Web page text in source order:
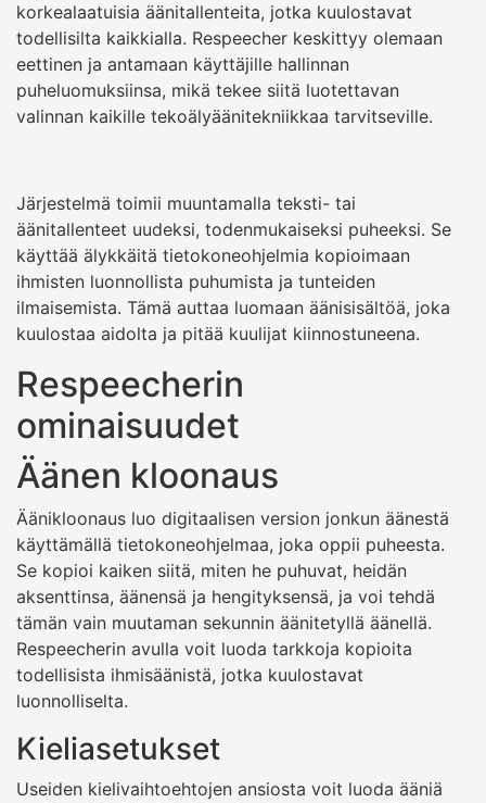
korkealaatuisia äänitallenteita, jotka kuulostavat
todellisilta kaikkialla. Respeecher keskittyy olemaan
eettinen ja antamaan käyttäjille hallinnan
puheluomuksiinsa, mikä tekee siitä luotettavan
valinnan kaikille tekoälyäänitekniikkaa tarvitseville.
Järjestelmä toimii muuntamalla teksti- tai
äänitallenteet uudeksi, todenmukaiseksi puheeksi. Se
käyttää älykkäitä tietokoneohjelmia kopioimaan
ihmisten luonnollista puhumista ja tunteiden
ilmaisemista. Tämä auttaa luomaan äänisisältöä, joka
kuulostaa aidolta ja pitää kuulijat kiinnostuneena.
Respeecherin
ominaisuudet
Äänen kloonaus
Äänikloonaus luo digitaalisen version jonkun äänestä
käyttämällä tietokoneohjelmaa, joka oppii puheesta.
Se kopioi kaiken siitä, miten he puhuvat, heidän
aksenttinsa, äänensä ja hengityksensä, ja voi tehdä
tämän vain muutaman sekunnin äänitetyllä äänellä.
Respeecherin avulla voit luoda tarkkoja kopioita
todellisista ihmisäänistä, jotka kuulostavat
luonnolliselta.
Kieliasetukset
Useiden kielivaihtoehtojen ansiosta voit luoda ääniä